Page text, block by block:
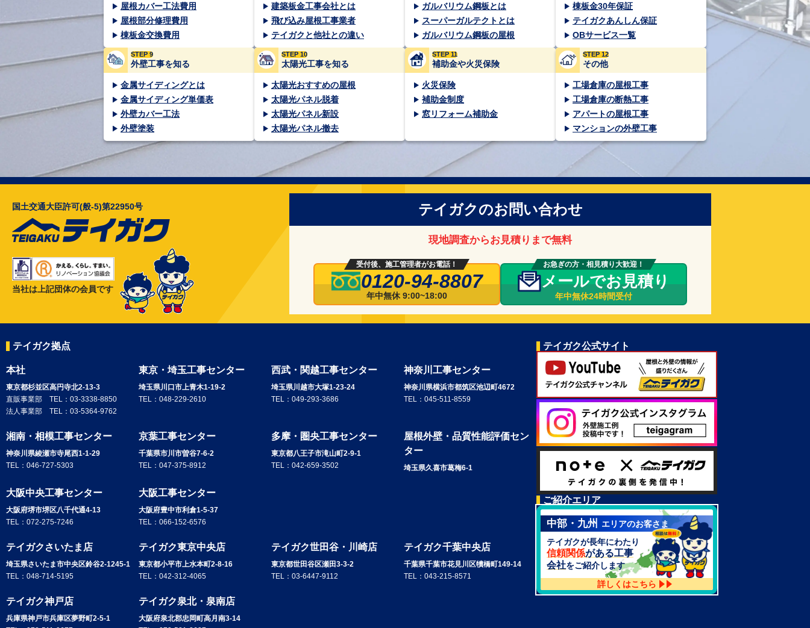
屋根カバー工法費用
屋根部分修理費用
棟板金交換費用
建築板金工事会社とは
飛び込み屋根工事業者
テイガクと他社との違い
ガルバリウム鋼板とは
スーパーガルテクトとは
ガルバリウム鋼板の屋根
棟板金30年保証
テイガクあんしん保証
OBサービス一覧
STEP 9
外壁工事を知る
金属サイディングとは
金属サイディング単価表
外壁カバー工法
外壁塗装
STEP 10
太陽光工事を知る
太陽光おすすめの屋根
太陽光パネル脱着
太陽光パネル新設
太陽光パネル撤去
STEP 11
補助金や火災保険
火災保険
補助金制度
窓リフォーム補助金
STEP 12
その他
工場倉庫の屋根工事
工場倉庫の断熱工事
アパートの屋根工事
マンションの外壁工事
国土交通大臣許可(般-5)第22950号
当社は上記団体の会員です
テイガクのお問い合わせ
現地調査からお見積りまで無料
受付後、施工管理者がお電話！
0120-94-8807
年中無休 9:00~18:00
お急ぎの方・相見積り大歓迎！
メールでお見積り
年中無休24時間受付
テイガク拠点
本社
東京都杉並区高円寺北2-13-3
直販事業部 TEL： 03-3338-8850
法人事業部 TEL： 03-5364-9762
東京・埼玉工事センター
埼玉県川口市上青木1-19-2
TEL： 048-229-2610
西武・関越工事センター
埼玉県川越市大塚1-23-24
TEL： 049-293-3686
神奈川工事センター
神奈川県横浜市都筑区池辺町4672
TEL： 045-511-8559
湘南・相模工事センター
神奈川県綾瀬市寺尾西1-1-29
TEL： 046-727-5303
京葉工事センター
千葉県市川市曽谷7-6-2
TEL： 047-375-8912
多摩・圏央工事センター
東京都八王子市滝山町2-9-1
TEL： 042-659-3502
屋根外壁・品質性能評価セン
ター
埼玉県久喜市葛梅6-1
大阪中央工事センター
大阪府堺市堺区八千代通4-13
TEL： 072-275-7246
大阪工事センター
大阪府豊中市利倉1-5-37
TEL： 066-152-6576
テイガクさいたま店
埼玉県さいたま市中央区鈴谷2-1245-1
TEL： 048-714-5195
テイガク東京中央店
東京都小平市上水本町2-8-16
TEL： 042-312-4065
テイガク世田谷・川崎店
東京都世田谷区瀬田3-3-2
TEL： 03-6447-9112
テイガク千葉中央店
千葉県千葉市花見川区犢橋町149-14
TEL： 043-215-8571
テイガク神戸店
兵庫県神戸市兵庫区夢野町2-5-1
テイガク泉北・泉南店
大阪府泉北郡忠岡町高月南3-14
テイガク公式サイト
ご紹介エリア
中部・九州
エリアのお客さま
テイガクが長年にわたり
信頼関係がある工事
会社をご紹介します
詳しくはこちら